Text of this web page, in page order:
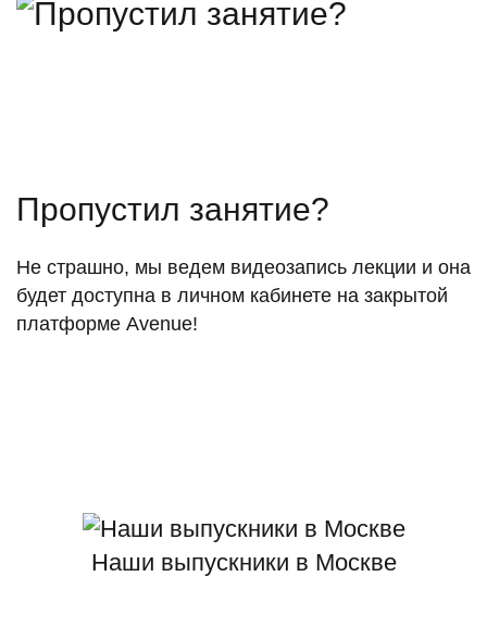
Пропустил занятие?
Не страшно, мы ведем видеозапись лекции и она
будет доступна в личном кабинете на закрытой
платформе Avenue!
Наши выпускники в Москве